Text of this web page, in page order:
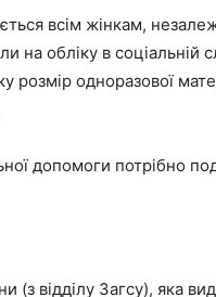
всім жінкам,
обліку в соціальній
розмір одноразової
допомоги потрібно
(з відділу Загсу), яка